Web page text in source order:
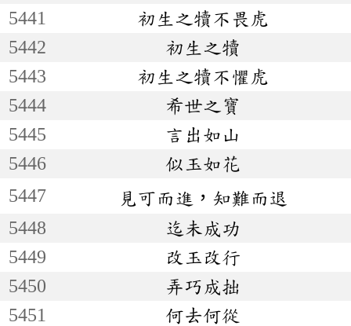
5441
初生之犢不畏虎
5442
初生之犢
5443
初生之犢不懼虎
5444
希世之寶
5445
言出如山
5446
似玉如花
5447
見可而進，知難而退
5448
迄未成功
5449
改玉改行
5450
弄巧成拙
5451
何去何從